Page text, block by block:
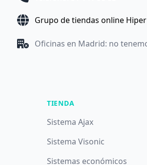
Grupo de tiendas online
Oficinas en Madrid: no
TIENDA
Sistema Ajax
Sistema Visonic
Sistemas económicos